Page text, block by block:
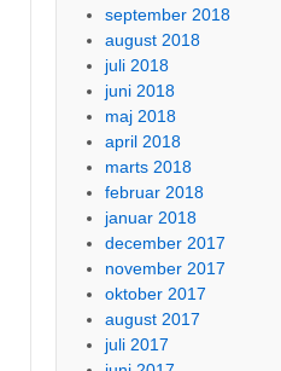
september 2018
august 2018
juli 2018
juni 2018
maj 2018
april 2018
marts 2018
februar 2018
januar 2018
december 2017
november 2017
oktober 2017
august 2017
juli 2017